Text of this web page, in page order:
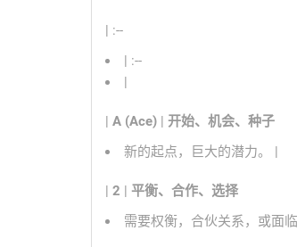
| :--
| :--
|
| A (Ace) | 开始、机会、种子
新的起点，巨大的潜力。 |
| 2 | 平衡、合作、选择
需要权衡，合伙关系，或面